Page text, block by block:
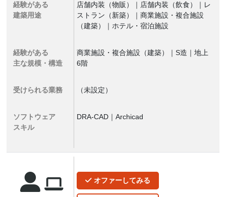
経験がある
建築用途
店舗内装（物販）｜店舗内装（飲食）｜レ
ストラン（新築）｜商業施設・複合施設
（建築）｜ホテル・宿泊施設
経験がある
主な規模・構造
商業施設・複合施設（建築）｜S造｜地上
6階
受けられる業務 （未設定）
ソフトウェア
スキル
DRA-CAD｜Archicad
オファーしてみる